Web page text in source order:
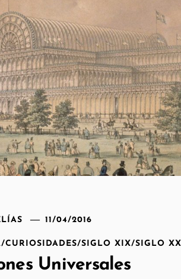
11/04/2016
/CURIOSIDADES/SIGLO XIX/SIGLO XX
Universales